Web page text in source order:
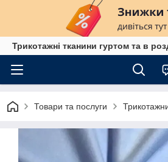
Трикотажні тканини гуртом та в
Товари та послуги